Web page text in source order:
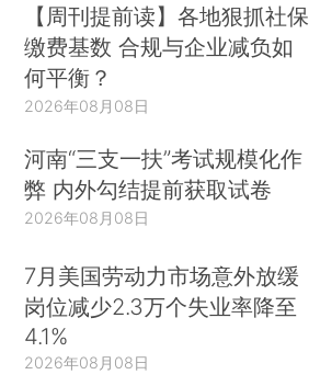
【周刊提前读】各地狠抓社保
缴费基数 合规与企业减负如
何平衡？
2026年08月08日
河南“三支一扶”考试规模化作
弊 内外勾结提前获取试卷
2026年08月08日
7月美国劳动力市场意外放缓
岗位减少2.3万个失业率降至
4.1%
2026年08月08日